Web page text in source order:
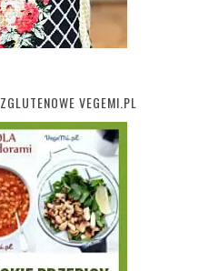
VEGEMI.PL